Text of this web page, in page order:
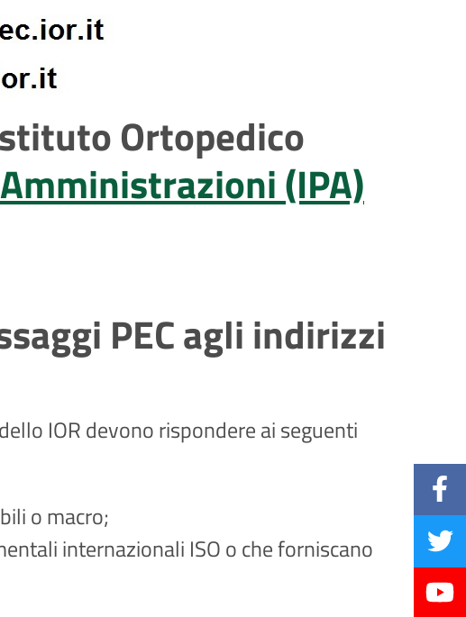
Ortopedico
(IPA)
PEC agli indirizzi
IOR devono rispondere ai seguenti
o macro;
internazionali ISO o che forniscano